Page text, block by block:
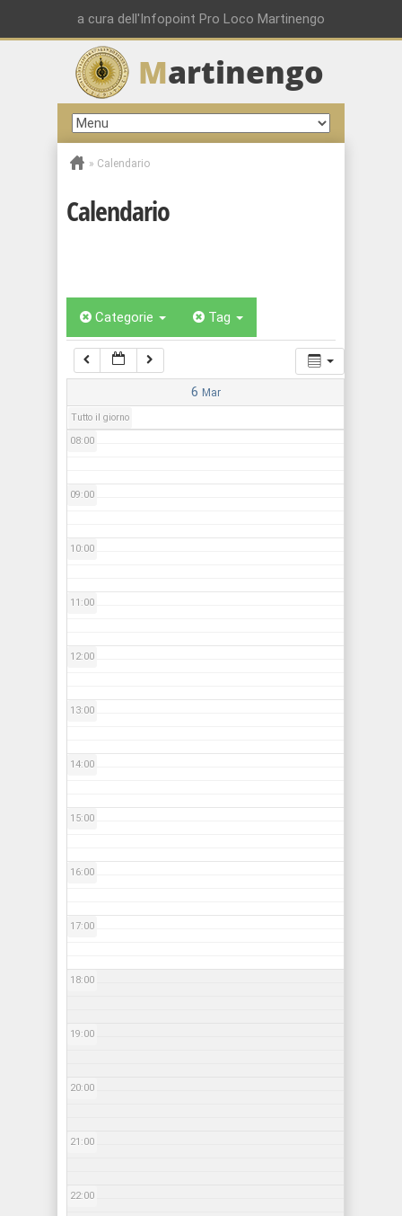
a cura dell'Infopoint Pro Loco Martinengo
Martinengo
» Calendario
Calendario
Categorie Tag
6 Mar
Tutto il giorno
01:00
02:00
03:00
04:00
08:00
09:00
10:00
11:00
12:00
13:00
14:00
15:00
16:00
17:00
18:00
19:00
20:00
21:00
22:00